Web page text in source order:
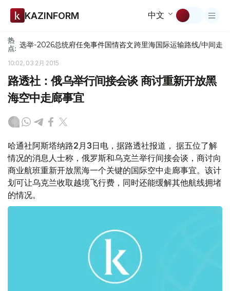
KAZINFORM 中文
热
点: 选举-2026总统府任免事件国情咨文跨里海国际运输路线/中间走廊
10:02, 03 2月 2015
路透社：俄乌举行间接会谈 商讨重新开放黑
海空中走廊事宜
哈通社阿斯塔纳路2月3日电，据路透社报道， 据五位了解
情况的消息人士称，俄罗斯和乌克兰举行间接会谈，商讨向
商业航班重新开放黑海一个关键的国际空中走廊事宜。该计
划可让乌克兰收取越境飞行费，同时还能缓解其他航线拥堵
的情况。